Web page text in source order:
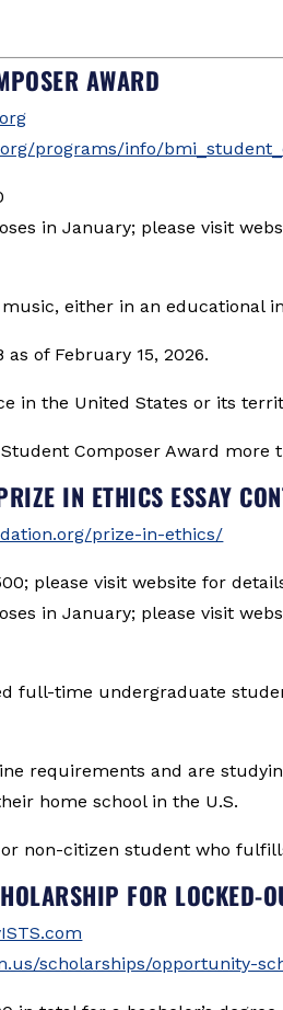
AWARD
programs/info/
in January; please visit
either in an educational
of February 15, 2026.
in the United States or its
Composer Award
IN ETHICS ESSAY
prize-in-ethics/
please visit website for
in January; please visit
full-time undergraduate
requirements and are
home school in the U.S.
non-citizen student who
FOR LOCKED-
scholarships/opportunity-